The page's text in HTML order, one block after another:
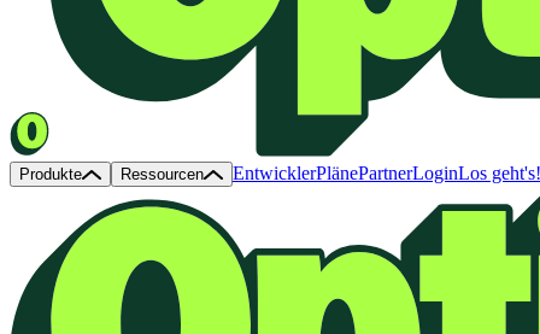
Produkte Ressourcen EntwicklerPlänePartnerLoginLos geht's!